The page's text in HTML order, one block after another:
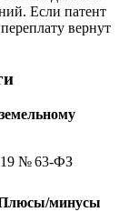
Если патент
вернут
№ 63-ФЗ
минусы